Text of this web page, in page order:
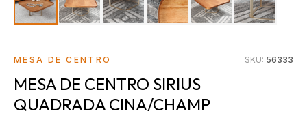
MESA DE CENTRO SKU: 56333
MESA DE CENTRO SIRIUS
QUADRADA CINA/CHAMP